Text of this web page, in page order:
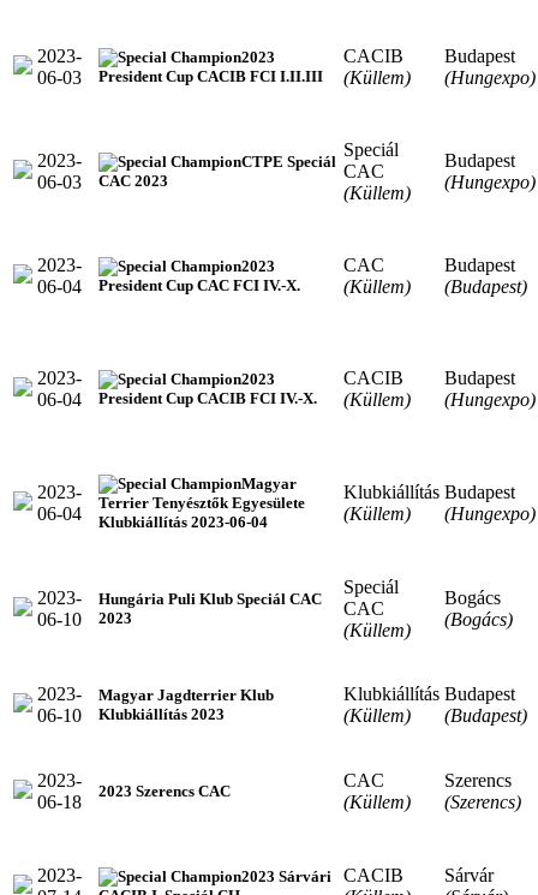
2023-
06-03
2023
President Cup CACIB FCI I.II.III
CACIB
(Küllem)
Budapest
(Hungexpo)
2023-
06-03
CTPE Speciál
CAC 2023
Speciál
CAC
(Küllem)
Budapest
(Hungexpo)
2023-
06-04
2023
President Cup CAC FCI IV.-X.
CAC
(Küllem)
Budapest
(Budapest)
2023-
06-04
2023
President Cup CACIB FCI IV.-X.
CACIB
(Küllem)
Budapest
(Hungexpo)
2023-
06-04
Magyar
Terrier Tenyésztők Egyesülete
Klubkiállítás 2023-06-04
Klubkiállítás
(Küllem)
Budapest
(Hungexpo)
2023-
06-10
Hungária Puli Klub Speciál CAC
2023
Speciál
CAC
(Küllem)
Bogács
(Bogács)
2023-
06-10
Magyar Jagdterrier Klub
Klubkiállítás 2023
Klubkiállítás
(Küllem)
Budapest
(Budapest)
2023-
06-18
2023 Szerencs CAC
CAC
(Küllem)
Szerencs
(Szerencs)
2023-
2023 Sárvári
CACIB
Sárvár